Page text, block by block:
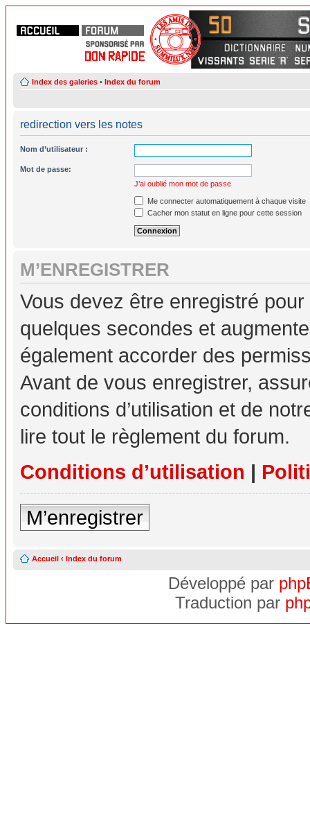
Index des galeries • Index du forum
redirection vers les notes
Nom d’utilisateur :
Mot de passe:
J’ai oublié mon mot de passe
Me connecter automatiquement à chaque visite
Cacher mon statut en ligne pour cette session
M’ENREGISTRER
Vous devez être enregistré
quelques secondes et
également accorder des
Avant de vous enregistrer,
conditions d’utilisation et de
lire tout le règlement du forum.
Conditions d’utilisation |
M’enregistrer
Accueil ‹ Index du forum
Développé par
Traduction par